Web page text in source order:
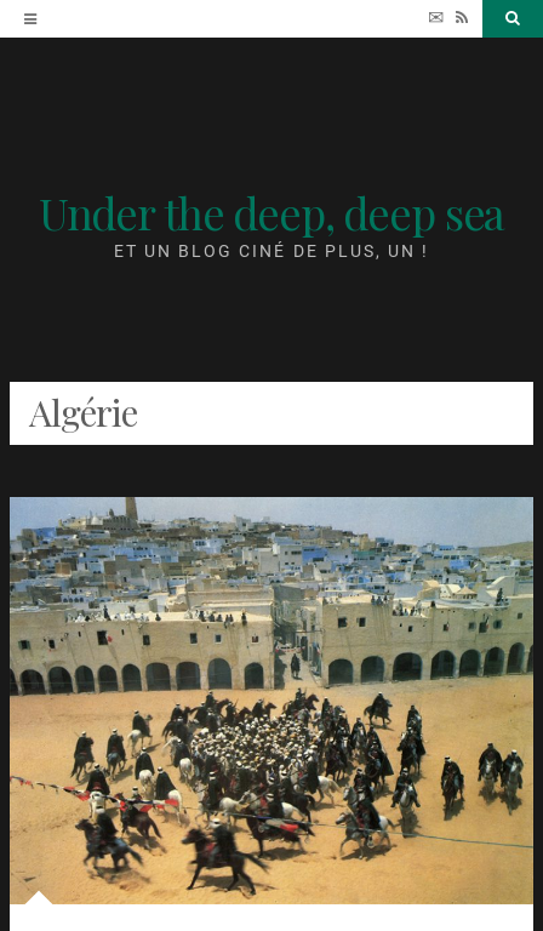
Accéder
au
✉ RSS
Under the deep, deep sea
ET UN BLOG CINÉ DE PLUS, UN !
Algérie